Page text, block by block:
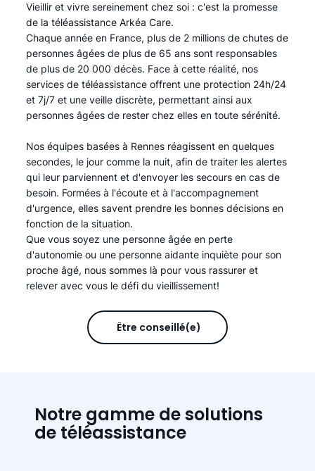
Vieillir et vivre sereinement chez soi : c'est la promesse
de la téléassistance Arkéa Care.
Chaque année en France, plus de 2 millions de chutes de
personnes âgées de plus de 65 ans sont responsables
de plus de 20 000 décès. Face à cette réalité, nos
services de téléassistance offrent une protection 24h/24
et 7j/7 et une veille discrète, permettant ainsi aux
personnes âgées de rester chez elles en toute sérénité.​
Nos équipes basées à Rennes réagissent en quelques
secondes, le jour comme la nuit, afin de traiter les alertes
qui leur parviennent et d'envoyer les secours en cas de
besoin. Formées à l'écoute et à l'accompagnement
d'urgence, elles savent prendre les bonnes décisions en
fonction de la situation.
Que vous soyez une personne âgée en perte
d'autonomie ou une personne aidante inquiète pour son
proche âgé, nous sommes là pour vous rassurer et
relever avec vous le défi du vieillissement!
Être conseillé(e)
Notre gamme de solutions
de téléassistance